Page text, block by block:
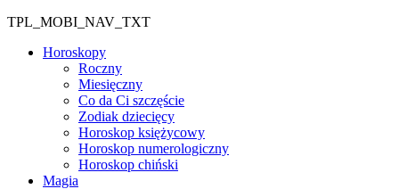
TPL_MOBI_NAV_TXT
Horoskopy
Roczny
Miesięczny
Co da Ci szczęście
Zodiak dziecięcy
Horoskop księżycowy
Horoskop numerologiczny
Horoskop chiński
Magia